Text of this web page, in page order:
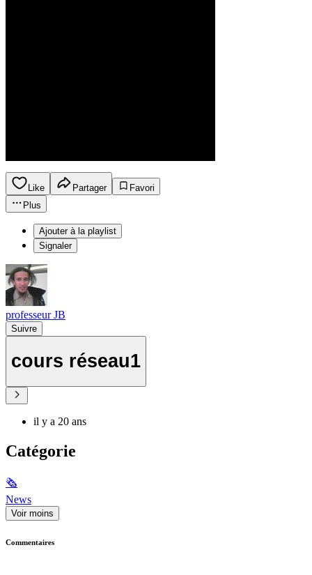
Like Partager
Favori
Plus
Ajouter à la playlist
Signaler
professeur JB
Suivre
cours réseau1
il y a 20 ans
Catégorie
🗞
News
Voir moins
Commentaires